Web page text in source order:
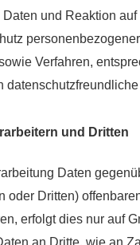
und Reaktion
Verfahren,
und Dritten
Daten
oder Dritten)
erfolgt dies nur auf
an Dritte, wie an